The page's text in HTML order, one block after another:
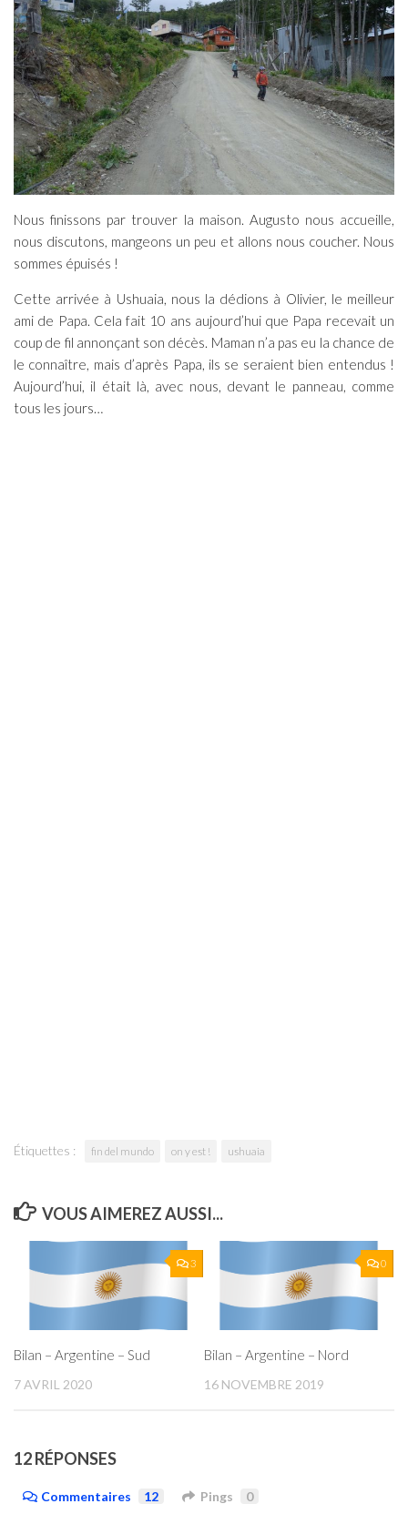
Nous finissons par trouver la maison. Augusto nous accueille,
nous discutons, mangeons un peu et allons nous coucher. Nous
sommes épuisés !
Cette arrivée à Ushuaia, nous la dédions à Olivier, le meilleur
ami de Papa. Cela fait 10 ans aujourd’hui que Papa recevait un
coup de fil annonçant son décès. Maman n’a pas eu la chance de
le connaître, mais d’après Papa, ils se seraient bien entendus !
Aujourd’hui, il était là, avec nous, devant le panneau, comme
tous les jours…
Étiquettes : fin del mundo on y est ! ushuaia
VOUS AIMEREZ AUSSI...
3
Bilan – Argentine – Sud
7 AVRIL 2020
0
Bilan – Argentine – Nord
16 NOVEMBRE 2019
12 RÉPONSES
Commentaires 12 Pings 0